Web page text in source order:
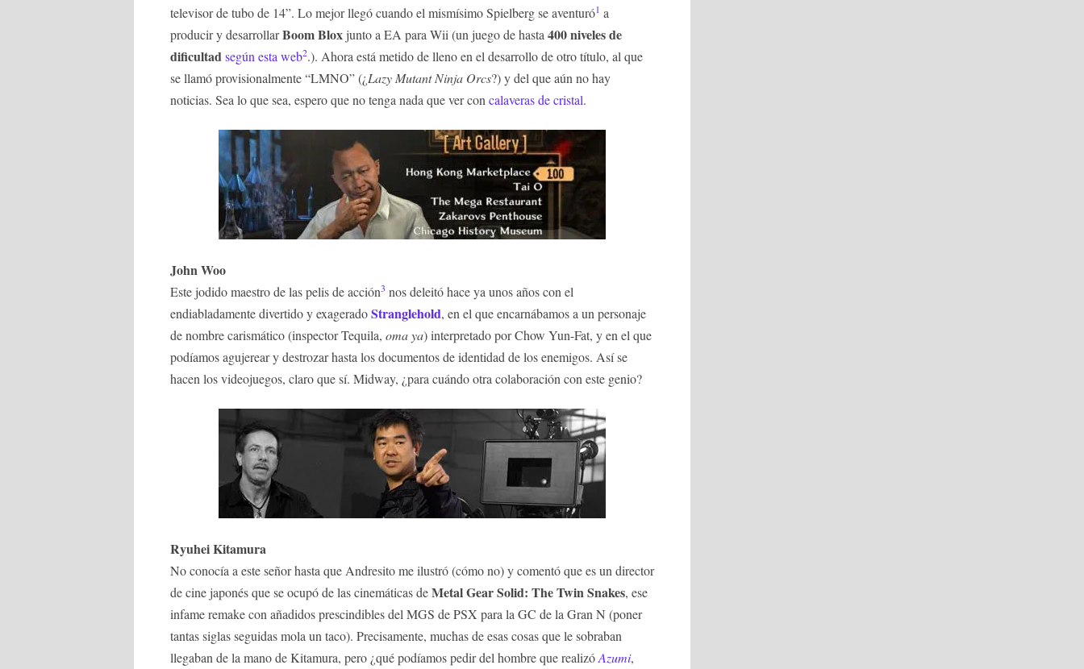
televisor de tubo de 14”. Lo mejor llegó cuando el mismísimo Spielberg se aventuró1 a
producir y desarrollarBoom Blox junto a EA para Wii (un juego de hasta 400 niveles de
dificultadsegún esta web2.). Ahora está metido de lleno en el desarrollo de otro título, al que
se llamó provisionalmente “LMNO” (¿Lazy Mutant Ninja Orcs?) y del que aún no hay
noticias. Sea lo que sea, espero que no tenga nada que ver con calaveras de cristal.
John Woo
Este jodido maestro de las pelis de acción3 nos deleitó hace ya unos años con el
endiabladamente divertido y exageradoStranglehold, en el que encarnábamos a un personaje
de nombre carismático (inspector Tequila, oma ya) interpretado por Chow Yun-Fat, y en el que
podíamos agujerear y destrozar hasta los documentos de identidad de los enemigos. Así se
hacen los videojuegos, claro que sí. Midway, ¿para cuándo otra colaboración con este genio?
Ryuhei Kitamura
No conocía a este señor hasta que Andresito me ilustró (cómo no) y comentó que es un director
de cine japonés que se ocupó de las cinemáticas deMetal Gear Solid: The Twin Snakes, ese
infame remake con añadidos prescindibles del MGS de PSX para la GC de la Gran N (poner
tantas siglas seguidas mola un taco). Precisamente, muchas de esas cosas que le sobraban
llegaban de la mano de Kitamura, pero ¿qué podíamos pedir del hombre que realizóAzumi,